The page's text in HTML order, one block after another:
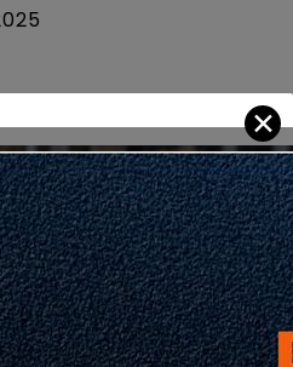
Post
Pembinaan
✕